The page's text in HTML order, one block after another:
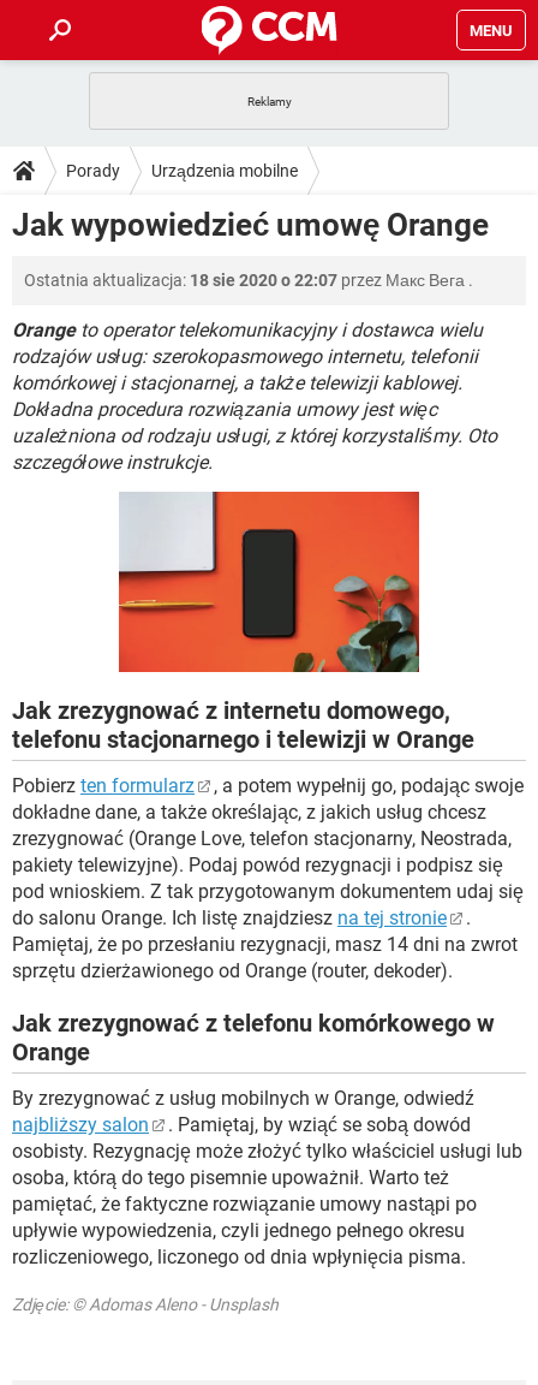
MENU
GRY WHATSAPP
SPOTIFY NETFLIX
PORADY
PlayStation TIKTOK
GRY WHATSAPP
SPOTIFY NETFLIX
INSTAGRAM FACEBOOK
WINDOWS 10
DO POBRANIA
IOS NETFLIX
INSTAGRAM FACEBOOK
WINDOWS 10
FORUM
COVID-19 TIKTOK
GRY WHATSAPP
SPOTIFY NETFLIX
INSTAGRAM FACEBOOK
ARTYKUŁY
COVID-19 TIKTOK
WHATSAPP
SPOTIFY
Porady Urządzenia mobilne
Operatorzy telefonii komórkowej Orange
Jak wypowiedzieć umowę Orange
Ostatnia aktualizacja: 18 sie 2020 o 22:07 przez Макс Вега .
Orangeto operator telekomunikacyjny i dostawca wielu
rodzajów usług: szerokopasmowego internetu, telefonii
komórkowej i stacjonarnej, a także telewizji kablowej.
Dokładna procedura rozwiązania umowy jest więc
uzależniona od rodzaju usługi, z której korzystaliśmy. Oto
szczegółowe instrukcje.
Jak zrezygnować z internetu domowego,
telefonu stacjonarnego i telewizji w Orange
Pobierz ten formularz
, a potem wypełnij go, podając swoje
dokładne dane, a także określając, z jakich usług chcesz
zrezygnować (Orange Love, telefon stacjonarny, Neostrada,
pakiety telewizyjne). Podaj powód rezygnacji i podpisz się
pod wnioskiem. Z tak przygotowanym dokumentem udaj się
do salonu Orange. Ich listę znajdziesz na tej stronie
.
Pamiętaj, że po przesłaniu rezygnacji, masz 14 dni na zwrot
sprzętu dzierżawionego od Orange (router, dekoder).
Jak zrezygnować z telefonu komórkowego w
Orange
By zrezygnować z usług mobilnych w Orange, odwiedź
najbliższy salon
. Pamiętaj, by wziąć se sobą dowód
osobisty. Rezygnację może złożyć tylko właściciel usługi lub
osoba, którą do tego pisemnie upoważnił. Warto też
pamiętać, że faktyczne rozwiązanie umowy nastąpi po
upływie wypowiedzenia, czyli jednego pełnego okresu
rozliczeniowego, liczonego od dnia wpłynięcia pisma.
Zdjęcie: © Adomas Aleno - Unsplash